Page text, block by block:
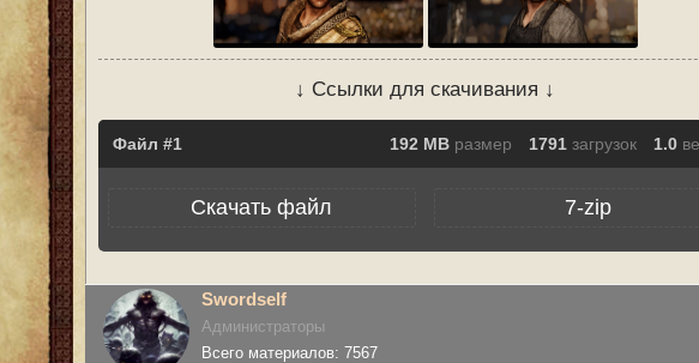
↓ Ссылки для скачивания ↓
Файл 192 MB размер 1791 загрузок 1.0
Скачать файл 7-zip
Swordself
Администраторы
Всего материалов: 7567